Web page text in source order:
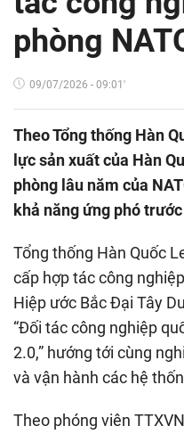
phòng
09/07/2026 - 09:01'
Theo Tổng thống Hàn
lực sản xuất của Hàn
phòng lâu năm của
khả năng ứng phó
Tổng thống Hàn Quốc
cấp hợp tác công
Hiệp ước Bắc Đại Tây
“Đối tác công nghiệp
2.0,” hướng tới cùng
và vận hành các hệ
Theo phóng viên